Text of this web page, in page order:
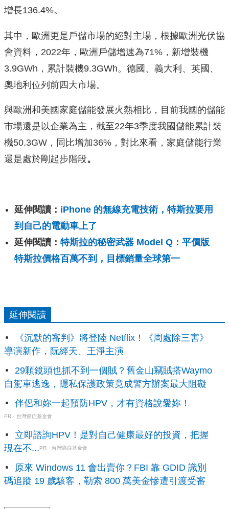
增長136.4%。
其中，歐洲更是戶儲市場的絕對主場，根據歐洲光伏協
會資料，2022年，歐洲戶儲增速為71%，新增裝機
3.9GWh，累計裝機9.3GWh。德國、義大利、英國、
奧地利位列前四大市場。
與歐洲和美國家庭儲能發展火熱相比，目前我國的儲能
市場還是以企業為主，截至22年3季度我國儲能累計裝
機50.3GW，同比增加36%，對比來看，家庭儲能行業
還是處於剛起步階段。
延伸閱讀： iPhone 的無線充電技術，特斯拉要用
到自己的電動車上了
延伸閱讀： 特斯拉的秘密武器 Model Q：平價版
特斯拉價格百萬不到，目標銷量全球第一
延伸閱讀
《沉默的審判》將登陸 Netflix！《周處除三害》
導演新作，阮經天、王淨主演
29顆鏡頭也抓不到一個賊？舊金山竊賊搭Waymo
自駕車逃逸，隱私保護政策竟成警方辦案最大阻礙
伴侶和妳一起預防HPV，才有資格說愛妳！
PR・台灣癌症基金會
立即諮詢HPV！是對自己健康最好的投資，把握
現在不...PR・台灣癌症基金會
原來 Windows 11 會出賣你？FBI 靠 GDID 識別
碼追蹤 19 歲駭客，勒索 800 萬美金慘遭引渡受審